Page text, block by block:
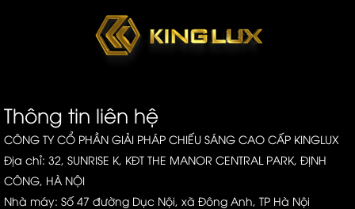
Thông tin liên hệ
CÔNG TY CỔ PHẦN GIẢI PHÁP CHIẾU SÁNG CAO CẤP KINGLUX
Địa chỉ: 32, SUNRISE K, KĐT THE MANOR CENTRAL PARK, ĐỊNH
CÔNG, HÀ NỘI
Nhà máy: Số 47 đường Dục Nội, xã Đông Anh, TP Hà Nội